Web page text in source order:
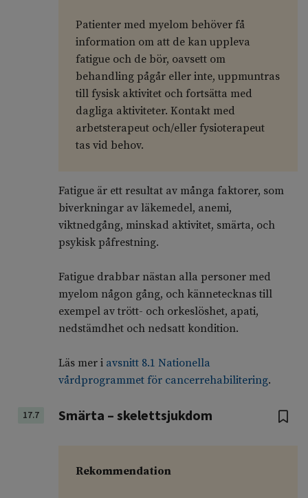
Patienter med myelom behöver få
information om att de kan uppleva
fatigue och de bör, oavsett om
behandling pågår eller inte, uppmuntras
till fysisk aktivitet och fortsätta med
dagliga aktiviteter. Kontakt med
arbetsterapeut och/eller fysioterapeut
tas vid behov.
Fatigue är ett resultat av många faktorer, som
biverkningar av läkemedel, anemi,
viktnedgång, minskad aktivitet, smärta, och
psykisk påfrestning.
Fatigue drabbar nästan alla personer med
myelom någon gång, och kännetecknas till
exempel av trött- och orkeslöshet, apati,
nedstämdhet och nedsatt kondition.
Läs mer i avsnitt 8.1 Nationella
vårdprogrammet för cancerrehabilitering.
17.7 Smärta – skelettsjukdom
Rekommendation